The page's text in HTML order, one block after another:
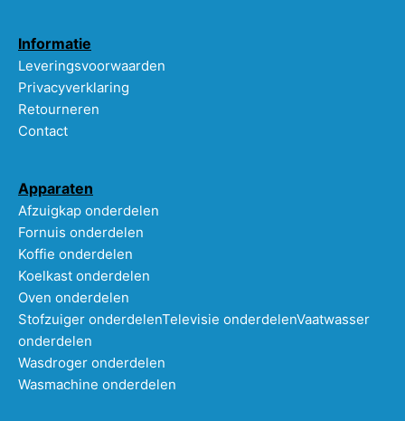
Informatie
Leveringsvoorwaarden
Privacyverklaring
Retourneren
Contact
Apparaten
Afzuigkap onderdelen
Fornuis onderdelen
Koffie onderdelen
Koelkast onderdelen
Oven onderdelen
Stofzuiger onderdelenTelevisie onderdelenVaatwasser
onderdelen
Wasdroger onderdelen
Wasmachine onderdelen